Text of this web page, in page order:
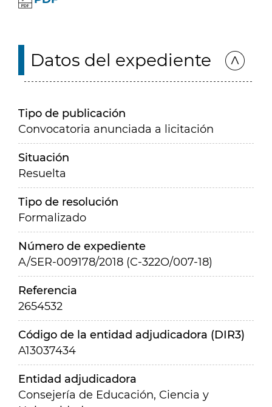
Datos del expediente
Tipo de publicación
Convocatoria anunciada a licitación
Situación
Resuelta
Tipo de resolución
Formalizado
Número de expediente
A/SER-009178/2018 (C-322O/007-18)
Referencia
2654532
Código de la entidad adjudicadora (DIR3)
A13037434
Entidad adjudicadora
Consejería de Educación, Ciencia y